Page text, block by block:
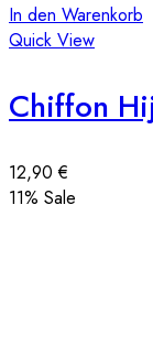
In den Warenkorb
Quick View
Chiffon
12,90€
11% Sale